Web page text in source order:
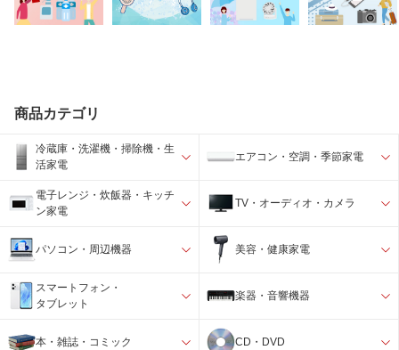
商品カテゴリ
冷蔵庫・洗濯機・掃除機・生
活家電
エアコン・空調・季節家電
電子レンジ・炊飯器・キッチ
ン家電
TV・オーディオ・カメラ
パソコン・周辺機器 美容・健康家電
スマートフォン・
タブレット
楽器・音響機器
本・雑誌・コミック CD・DVD